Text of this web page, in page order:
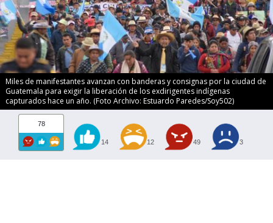
Miles de manifestantes avanzan con banderas y consignas por la ciudad de
Guatemala para exigir la liberación de los exdirigentes indígenas
capturados hace un año. (Foto Archivo: Estuardo Paredes/Soy502)
78
14 12 49 3